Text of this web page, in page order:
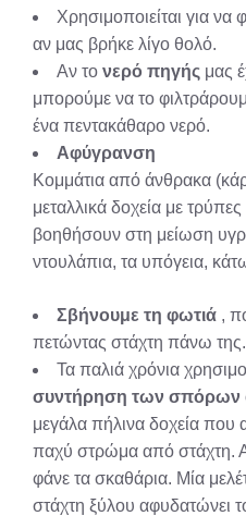
Χρησιμοποιείται για να
αν μας βρήκε λίγο θολό.
Αν το νερό πηγής μας
μπορούμε να το
ένα πεντακάθαρο νερό.
Αφύγρανση
Κομμάτια από άνθρακα
μεταλλικά δοχεία με
βοηθήσουν στη μείωση
ντουλάπια, τα υπόγεια,
Σβήνουμε τη φωτιά ,
πετώντας στάχτη πάνω της.
Τα παλιά χρόνια
συντήρηση των σπόρων
μεγάλα πήλινα δοχεία
παχύ στρώμα από στάχτη.
φάνε τα σκαθάρια. Μία
στάχτη ξύλου αφυδατώνει